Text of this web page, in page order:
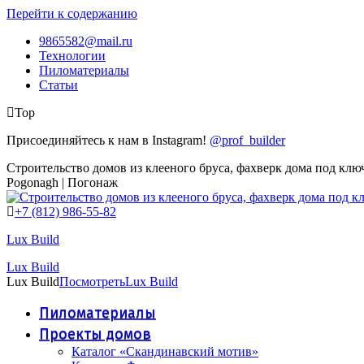
Перейти к содержанию
9865582@mail.ru
Технологии
Пиломатериалы
Статьи
Top
Присоединяйтесь к нам в Instagram! @prof_builder
Строительство домов из клееного бруса, фахверк дома под
Pogonagh | Погонаж
+7 (812) 986-55-82
Lux Build
Lux Build
Lux BuildПосмотретьLux Build
Пиломатериалы
Проекты домов
Каталог «Скандинавский мотив»